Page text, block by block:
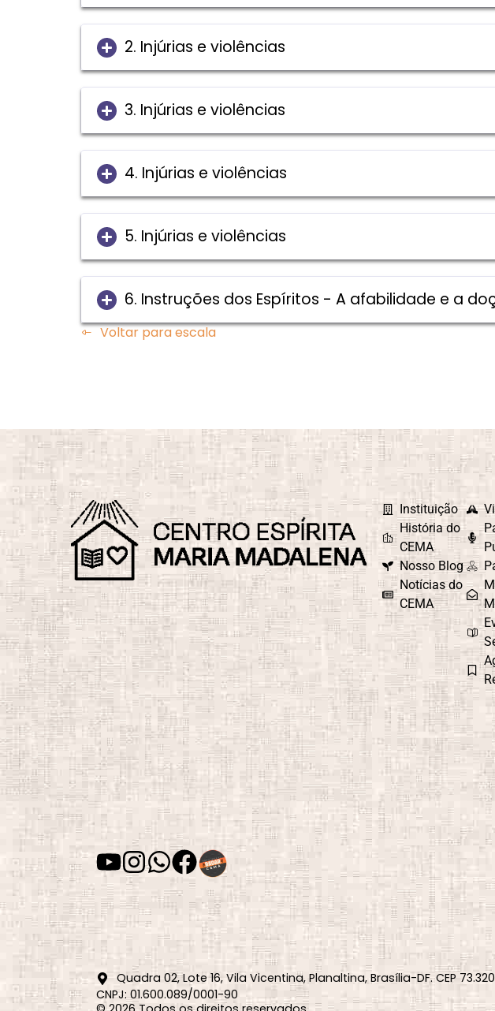
2. Injúrias e violências
3. Injúrias e violências
4. Injúrias e violências
5. Injúrias e violências
6. Instruções dos Espíritos - A afabilidade e a
Voltar para escala
Instituição
História do
CEMA
Nosso Blog
Notícias do
CEMA
Quadra 02, Lote 16, Vila Vicentina, Planaltina, Brasília-DF. CEP
CNPJ: 01.600.089/0001-90